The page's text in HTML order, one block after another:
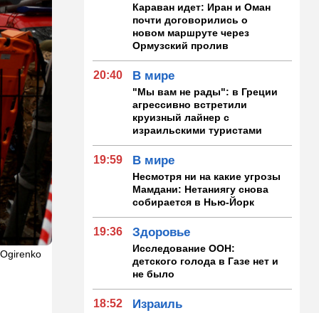
Караван идет: Иран и Оман
почти договорились о
новом маршруте через
Ормузский пролив
20:40 В мире
"Мы вам не рады": в Греции
агрессивно встретили
круизный лайнер с
израильскими туристами
19:59 В мире
Несмотря ни на какие угрозы
Мамдани: Нетаниягу снова
собирается в Нью-Йорк
19:36 Здоровье
Исследование ООН:
детского голода в Газе нет и
не было
18:52 Израиль